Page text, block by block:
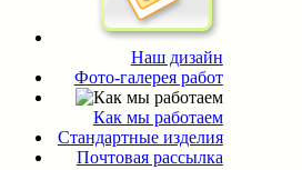
Наш дизайн
Фото-галерея работ
Как мы работаем
Стандартные изделия
Почтовая рассылка